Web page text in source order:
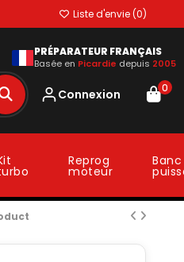
Liste d'envie (0)
PRÉPARATEUR FRANÇAIS
Basée en Picardie depuis 2005
Connexion 0
Reprog
moteur